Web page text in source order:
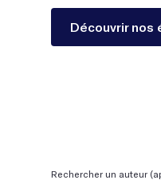
Découvrir nos
Rechercher un auteur